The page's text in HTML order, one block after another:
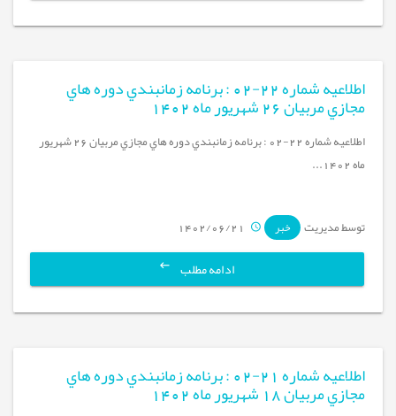
اطلاعيه شماره 22-02 : برنامه زمانبندي دوره هاي
مجازي مربيان 26 شهريور ماه 1402
اطلاعيه شماره 22-02 : برنامه زمانبندي دوره هاي مجازي مربيان 26 شهريور
ماه 1402...
توسط مدیریت خبر 1402/06/21
ادامه مطلب
اطلاعيه شماره 21-02 : برنامه زمانبندي دوره هاي
مجازي مربيان 18 شهريور ماه 1402